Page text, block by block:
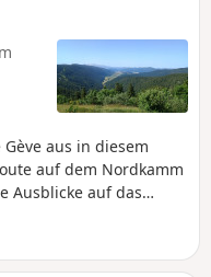
aus in diesem
auf dem Nordkamm
Ausblicke auf das